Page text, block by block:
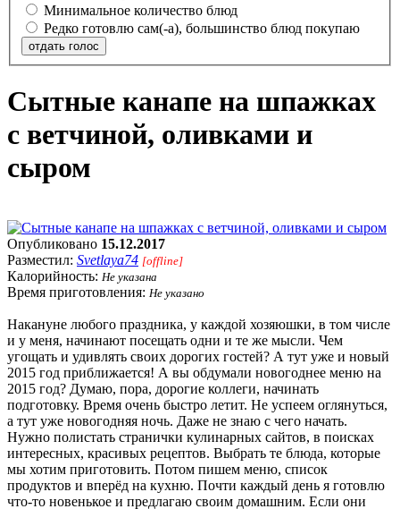
Минимальное количество блюд
Редко готовлю сам(-а), большинство блюд покупаю
отдать голос
Сытные канапе на шпажках
с ветчиной, оливками и
сыром
Опубликовано 15.12.2017
Разместил: Svetlaya74 [offline]
Калорийность: Не указана
Время приготовления: Не указано
Накануне любого праздника, у каждой хозяюшки, в том числе
и у меня, начинают посещать одни и те же мысли. Чем
угощать и удивлять своих дорогих гостей? А тут уже и новый
2015 год приближается! А вы обдумали новогоднее меню на
2015 год? Думаю, пора, дорогие коллеги, начинать
подготовку. Время очень быстро летит. Не успеем оглянуться,
а тут уже новогодняя ночь. Даже не знаю с чего начать.
Нужно полистать странички кулинарных сайтов, в поисках
интересных, красивых рецептов. Выбрать те блюда, которые
мы хотим приготовить. Потом пишем меню, список
продуктов и вперёд на кухню. Почти каждый день я готовлю
что-то новенькое и предлагаю своим домашним. Если они